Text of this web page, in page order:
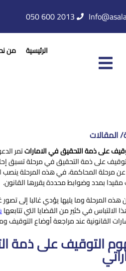
050 600 2013
الرئيسية من
المقالات
على ذمة التحقيق في الاماراتتمر
على ذمة التحقيق في مرحلة تسبق
عن مرحلة المحاكمة، في هذه المرحلة ينصب
مقيدا بمدد وضوابط محددة يقررها القانون.
هذه المرحلة وما يليها يؤدي غالبا إلى
الالتباس في كثير من القضايا التي تتابعها
القانونية عند مراجعة أوضاع التوقيف
التوقيف على ذمة